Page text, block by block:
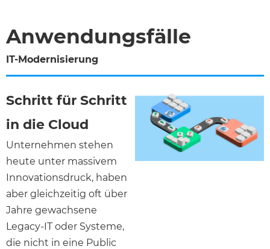
Anwendungsfälle
IT-Modernisierung
Schritt für Schritt
in die Cloud
Unternehmen stehen
heute unter massivem
Innovationsdruck, haben
aber gleichzeitig oft über
Jahre gewachsene
Legacy-IT oder Systeme,
die nicht in eine Public